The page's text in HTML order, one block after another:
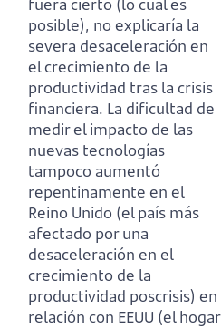
fuera cierto (lo cual es
posible), no explicaría la
severa desaceleración en
el crecimiento de la
productividad tras la crisis
financiera. La dificultad de
medir el impacto de las
nuevas tecnologías
tampoco aumentó
repentinamente en el
Reino Unido (el país más
afectado por una
desaceleración en el
crecimiento de la
productividad poscrisis) en
relación con EEUU (el hogar